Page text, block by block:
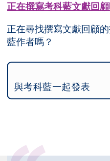
正在撰寫考科藍文獻回顧
正在尋找撰寫文獻回顧
藍作者嗎？
與考科藍一起發表